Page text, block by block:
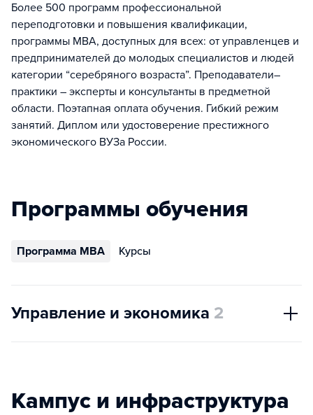
Более 500 программ профессиональной
переподготовки и повышения квалификации,
программы MBA, доступных для всех: от управленцев и
предпринимателей до молодых специалистов и людей
категории “серебряного возраста”. Преподаватели–
практики – эксперты и консультанты в предметной
области. Поэтапная оплата обучения. Гибкий режим
занятий. Диплом или удостоверение престижного
экономического ВУЗа России.
Программы обучения
Программа MBA Курсы
Управление и экономика 2
Кампус и инфраструктура